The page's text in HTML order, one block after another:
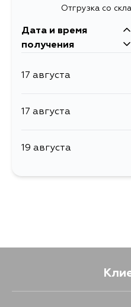
Расширенное описание
Toyota
Кузов
HDJ80, HDJ81, HZJ80,
Отгрузка со
Дата и время
получения
17 августа
17 августа
19 августа